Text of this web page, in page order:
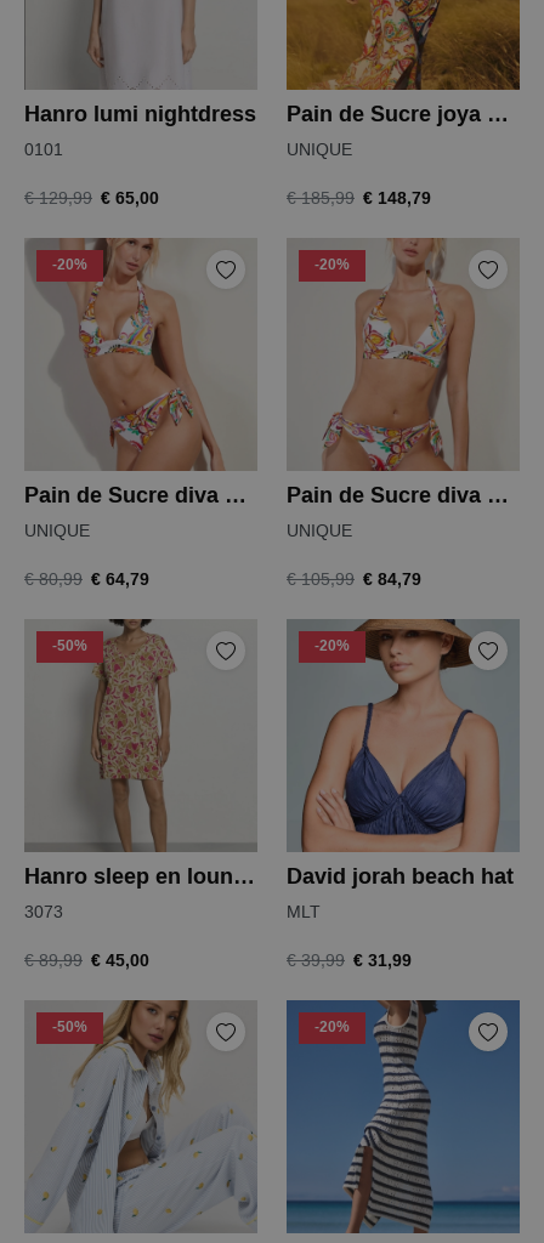
Hanro lumi nightdress
0101
€ 129,99 € 65,00
Pain de Sucre joya 02 rok
UNIQUE
€ 185,99 € 148,79
-20%
Pain de Sucre diva mo 01 bikinislip
UNIQUE
€ 80,99 € 64,79
-20%
Pain de Sucre diva sg 01 bikinitop
UNIQUE
€ 105,99 € 84,79
-50%
Hanro sleep en lounge nightdress
3073
€ 89,99 € 45,00
-20%
David jorah beach hat
MLT
€ 39,99 € 31,99
-50% -20%